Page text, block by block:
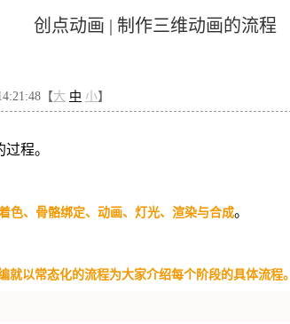
创点动画 | 制作三维动画的流程
【大 中 小】
程。
色、骨骼绑定、动画、灯光、渲染与合成。
就以常态化的流程为大家介绍每个阶段的具体流程。